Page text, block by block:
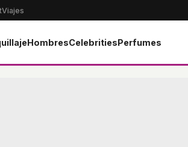
Viajes
HombresCelebritiesPerfumes